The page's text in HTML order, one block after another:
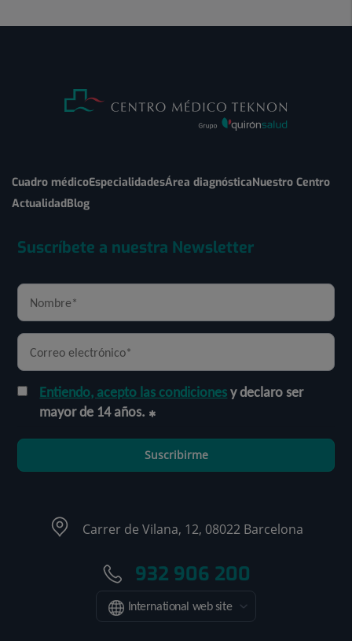
Cuadro médicoEspecialidadesÁrea diagnósticaNuestro Centro
ActualidadBlog
Suscríbete a nuestra Newsletter
Entiendo, acepto las condicionesy declaro ser
mayor de 14 años.
Suscribirme
Carrer de Vilana, 12, 08022 Barcelona
932 906 200
International web site